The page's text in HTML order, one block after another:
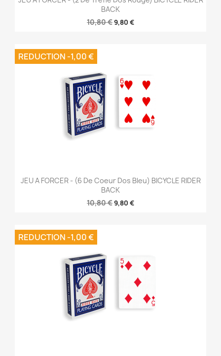
BACK
10,80 €9,80 €
JEU A FORCER - (6 De Coeur Dos Bleu) BICYCLE RIDER
BACK
10,80 €9,80 €
REDUCTION -1,00 €
REDUCTION -1,00 €